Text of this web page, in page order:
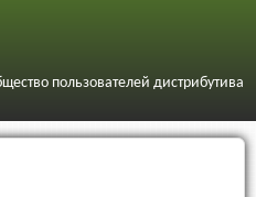
пользователей дистрибутива